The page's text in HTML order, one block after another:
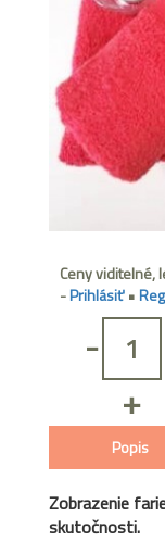
Ceny viditelné,
-Prihlásiť•
-
+
Popis
Zobrazenie
skutočnosti.